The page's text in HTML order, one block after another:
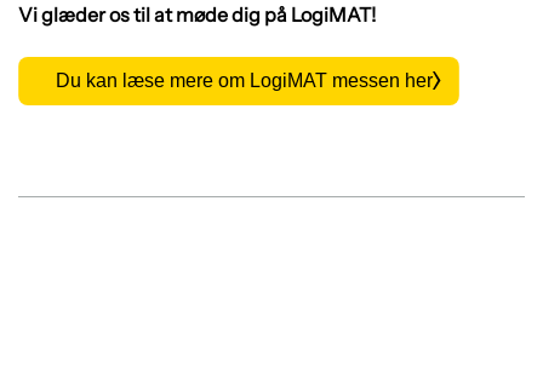
Vi glæder os til at møde dig på LogiMAT!
Du kan læse mere om LogiMAT messen her